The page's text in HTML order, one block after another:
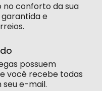
no conforto da sua
e
possuem
você recebe todas
seu e-mail.